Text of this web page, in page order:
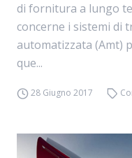
di fornitura a lungo
concerne i sistemi di
automatizzata (Amt)
que...
28 Giugno 2017